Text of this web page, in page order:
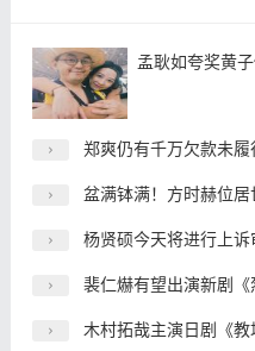
孟耿如夸奖黄
郑爽仍有千万欠款未
盆满钵满！方时赫位居
杨贤硕今天将进行上诉审
裴仁爀有望出演新剧《
木村拓哉主演日剧《教场